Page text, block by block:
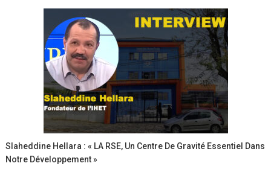
Slaheddine Hellara : « LA RSE, Un Centre De Gravité Essentiel Dans
Notre Développement »